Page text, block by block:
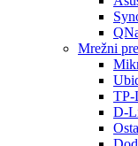
Mrežni
TP-
D-